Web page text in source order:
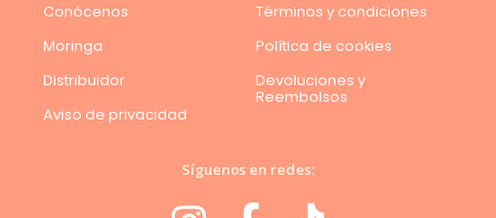
Conócenos
Moringa
Distribuidor
Aviso de privacidad
Términos y condiciones
Política de cookies
Devoluciones y
Reembolsos
Síguenos en redes: